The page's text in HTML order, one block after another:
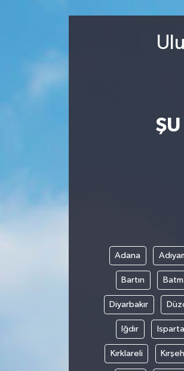
Adana
Bartın
Diyarbakır
Iğdır Isparta
Kırklareli